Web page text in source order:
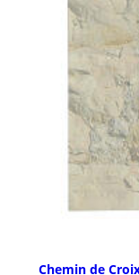
Chemin de